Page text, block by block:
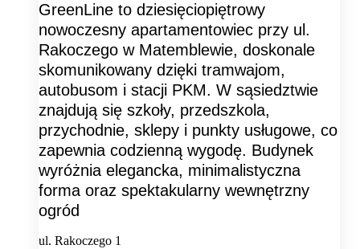
GreenLine to dziesięciopiętrowy
nowoczesny apartamentowiec przy ul.
Rakoczego w Matemblewie, doskonale
skomunikowany dzięki tramwajom,
autobusom i stacji PKM. W sąsiedztwie
znajdują się szkoły, przedszkola,
przychodnie, sklepy i punkty usługowe, co
zapewnia codzienną wygodę. Budynek
wyróżnia elegancka, minimalistyczna
forma oraz spektakularny wewnętrzny
ogród
ul. Rakoczego 1